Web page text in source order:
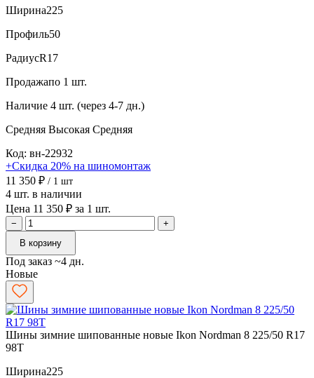
Ширина225
Профиль50
РадиусR17
Продажапо 1 шт.
Наличие 4 шт. (через 4-7 дн.)
Средняя Высокая Средняя
Код: вн-22932
+Скидка 20% на шиномонтаж
11 350 ₽ / 1 шт
4 шт. в наличии
Цена 11 350 ₽ за 1 шт.
−
+
В корзину
Под заказ ~4 дн.
Новые
Шины зимние шипованные новые Ikon Nordman 8 225/50 R17
98T
Ширина225